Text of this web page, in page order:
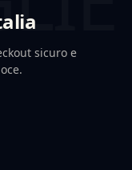
sicuro e